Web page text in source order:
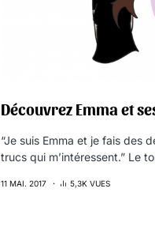
Découvrez Emma et
“Je suis Emma et je fais des
trucs qui m’intéressent.” Le
11 MAI. 2017 5,3K VUES